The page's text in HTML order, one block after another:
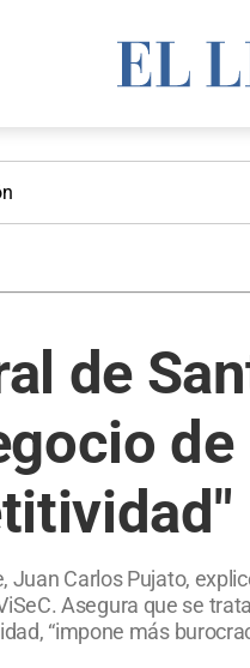
de
Juan Carlos Pujato,
Asegura que se
“impone más